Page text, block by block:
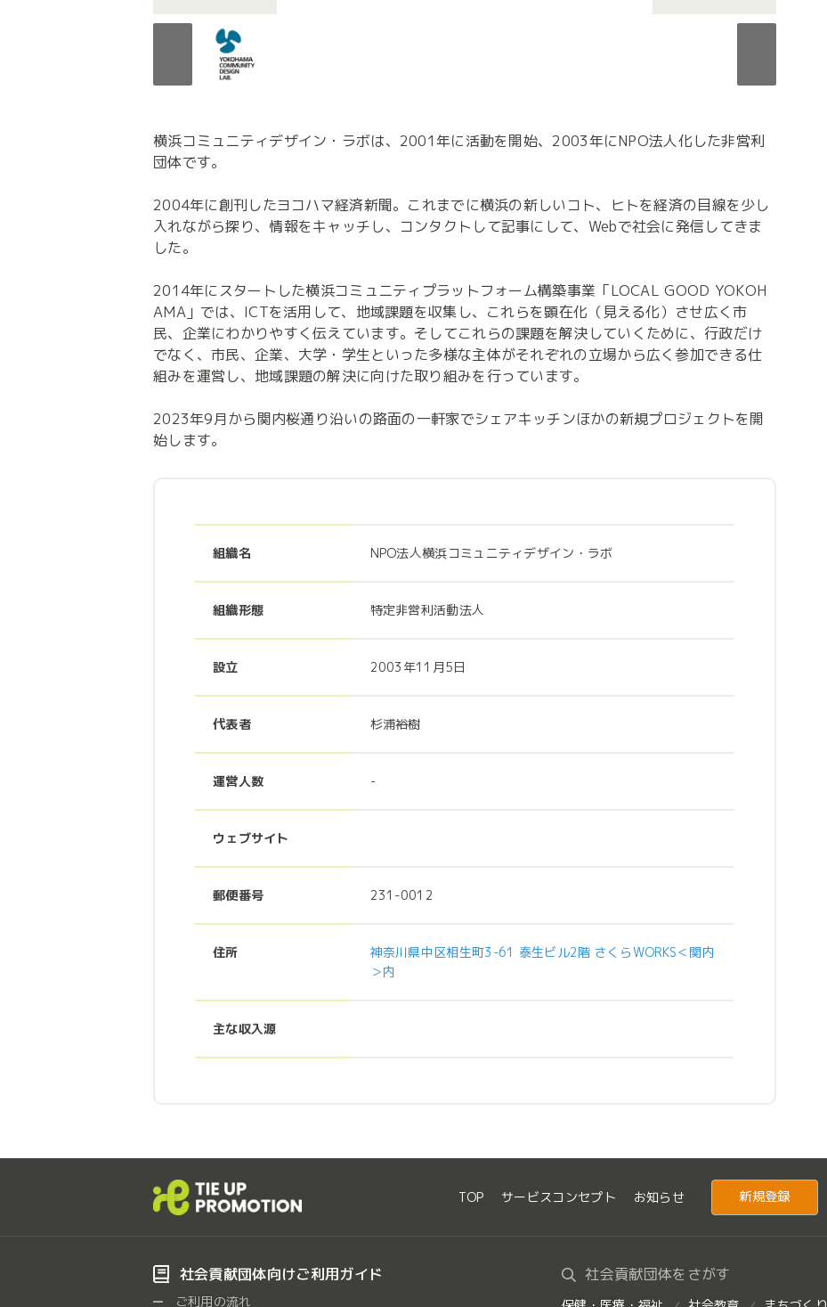
横浜コミュニティデザイン・ラボは、2001年に活動を開始、2003年にNPO法人化した非営利
団体です。
2004年に創刊したヨコハマ経済新聞。これまでに横浜の新しいコト、ヒトを経済の目線を少し
入れながら探り、情報をキャッチし、コンタクトして記事にして、Webで社会に発信してきま
した。
2014年にスタートした横浜コミュニティプラットフォーム構築事業「LOCAL GOOD YOKOH
AMA」では、ICTを活用して、地域課題を収集し、これらを顕在化（見える化）させ広く市
民、企業にわかりやすく伝えています。そしてこれらの課題を解決していくために、行政だけ
でなく、市民、企業、大学・学生といった多様な主体がそれぞれの立場から広く参加できる仕
組みを運営し、地域課題の解決に向けた取り組みを行っています。
2023年9月から関内桜通り沿いの路面の一軒家でシェアキッチンほかの新規プロジェクトを開
始します。
組織名 NPO法人横浜コミュニティデザイン・ラボ
組織形態 特定非営利活動法人
設立 2003年11月5日
代表者 杉浦裕樹
運営人数 -
ウェブサイト
郵便番号 231-0012
住所
神奈川県中区相生町3-61 泰生ビル2階 さくらWORKS＜関内
＞内
主な収入源
TOP サービスコンセプト お知らせ 新規登録
社会貢献団体向けご利用ガイド
ご利用の流れ
社会貢献団体をさがす